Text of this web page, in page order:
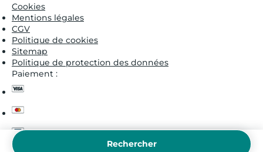
Rechercher
Cookies
Mentions légales
CGV
Politique de cookies
Sitemap
Politique de protection des données
Paiement :
visa
master
cb